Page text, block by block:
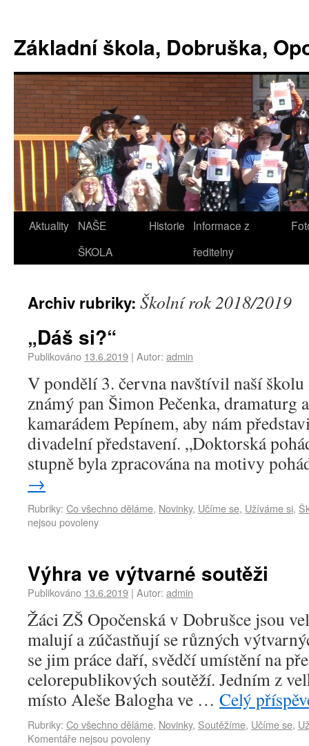
Základní škola, Dobruška,
Aktuality
NAŠE
ŠKOLA
Historie
Informace z
ředitelny
Archiv rubriky: Školní rok 2018/2019
„Dáš si?“
Publikováno 13.6.2019 | Autor: admin
V pondělí 3. června navštívil naší
známý pan Šimon Pečenka, dramaturg
kamarádem Pepínem, aby nám
divadelní představení. „Doktorská
stupně byla zpracována na motivy
→
Rubriky: Co všechno děláme, Novinky, Učíme se, Užíváme si,
nejsou povoleny
Výhra ve výtvarné soutěži
Publikováno 13.6.2019 | Autor: admin
Žáci ZŠ Opočenská v Dobrušce jsou
malují a zúčastňují se různých
se jim práce daří, svědčí umístění na
celorepublikových soutěží. Jedním z
místo Aleše Balogha ve … Celý
Rubriky: Co všechno děláme, Novinky, Soutěžíme, Učíme se,
Komentáře nejsou povoleny